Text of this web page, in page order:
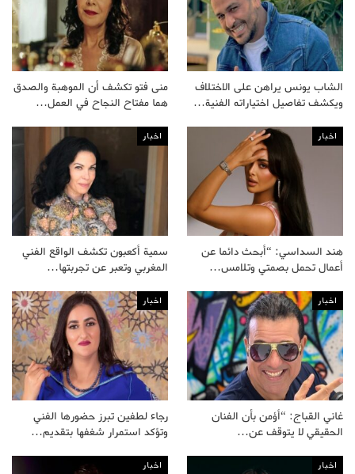
الشاب يونس يراهن على الاختلاف
ويكشف تفاصيل اختياراته الفنية…
منى فتو تكشف أن الموهبة والصدق
هما مفتاح النجاح في العمل…
اخبار
هند السداسي: “أبحث دائما عن
أعمال تحمل بصمتي وتلامس…
اخبار
سمية أكعبون تكشف الواقع الفني
المغربي وتعبر عن تجربتها…
اخبار
غاني القباج: “أؤمن بأن الفنان
الحقيقي لا يتوقف عن…
اخبار
رجاء لطفين تبرز حضورها الفني
وتؤكد استمرار شغفها بتقديم…
اخبار اخبار